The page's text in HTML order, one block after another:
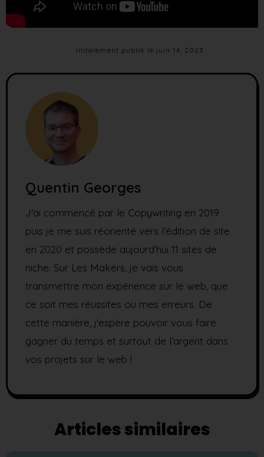
Initalement publié le juin 14, 2023
Quentin Georges
J'ai commencé par le Copywriting en 2019
puis je me suis réorienté vers l’édition de site
en 2020 et possède aujourd’hui 11 sites de
niche. Sur Les Makers, je vais vous
transmettre mon expérience sur le web, que
ce soit mes réussites ou mes erreurs. De
cette manière, j'espère pouvoir vous faire
gagner du temps et surtout de l’argent dans
vos projets sur le web !
Articles similaires